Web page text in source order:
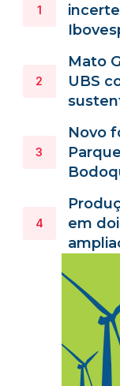
Mato
UBS
Novo
em